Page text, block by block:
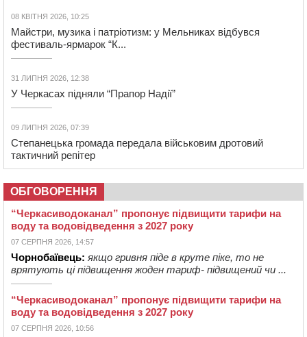
08 КВІТНЯ 2026, 10:25
Майстри, музика і патріотизм: у Мельниках відбувся
фестиваль-ярмарок “К...
31 ЛИПНЯ 2026, 12:38
У Черкасах підняли “Прапор Надії”
09 ЛИПНЯ 2026, 07:39
Степанецька громада передала військовим дротовий
тактичний репітер
ОБГОВОРЕННЯ
“Черкасиводоканал” пропонує підвищити тарифи на
воду та водовідведення з 2027 року
07 СЕРПНЯ 2026, 14:57
Чорнобаївець: якщо гривня піде в круте піке, то не
врятують ці підвищення жоден тариф- підвищений чи ...
“Черкасиводоканал” пропонує підвищити тарифи на
воду та водовідведення з 2027 року
07 СЕРПНЯ 2026, 10:56